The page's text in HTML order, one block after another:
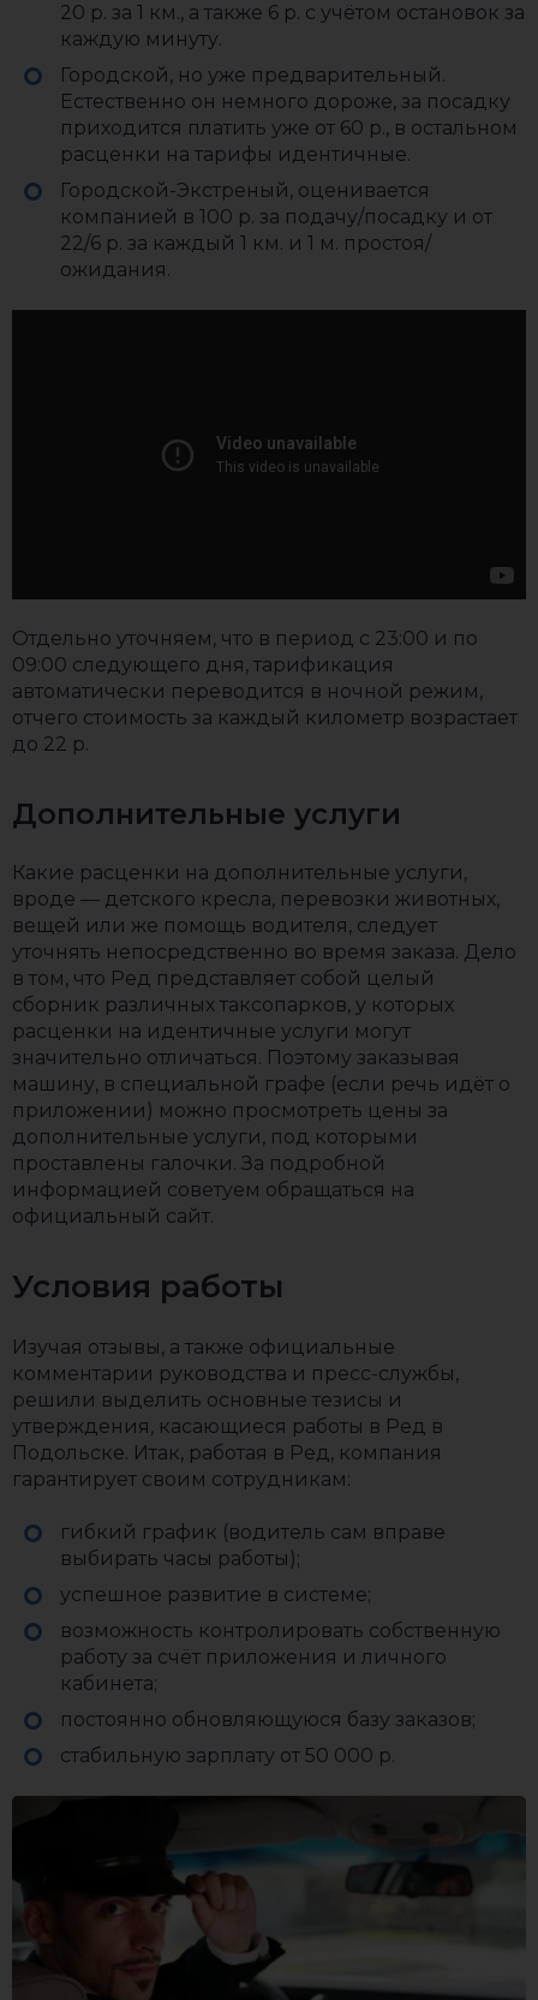
20 р. за 1 км., а также 6 р. с учётом остановок за
каждую минуту.
Городской, но уже предварительный.
Естественно он немного дороже, за посадку
приходится платить уже от 60 р., в остальном
расценки на тарифы идентичные.
Городской-Экстреный, оценивается
компанией в 100 р. за подачу/посадку и от
22/6 р. за каждый 1 км. и 1 м. простоя/
ожидания.
Отдельно уточняем, что в период с 23:00 и по
09:00 следующего дня, тарификация
автоматически переводится в ночной режим,
отчего стоимость за каждый километр возрастает
до 22 р.
Дополнительные услуги
Какие расценки на дополнительные услуги,
вроде — детского кресла, перевозки животных,
вещей или же помощь водителя, следует
уточнять непосредственно во время заказа. Дело
в том, что Ред представляет собой целый
сборник различных таксопарков, у которых
расценки на идентичные услуги могут
значительно отличаться. Поэтому заказывая
машину, в специальной графе (если речь идёт о
приложении) можно просмотреть цены за
дополнительные услуги, под которыми
проставлены галочки. За подробной
информацией советуем обращаться на
официальный сайт.
Условия работы
Изучая отзывы, а также официальные
комментарии руководства и пресс-службы,
решили выделить основные тезисы и
утверждения, касающиеся работы в Ред в
Подольске. Итак, работая в Ред, компания
гарантирует своим сотрудникам:
гибкий график (водитель сам вправе
выбирать часы работы);
успешное развитие в системе;
возможность контролировать собственную
работу за счёт приложения и личного
кабинета;
постоянно обновляющуюся базу заказов;
стабильную зарплату от 50 000 р.